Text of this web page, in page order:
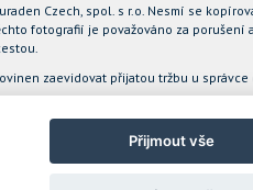
Czech, spol. s r.o. Nesmí se
fotografií je považováno za
zaevidovat přijatou tržbu u
Přijmout vše